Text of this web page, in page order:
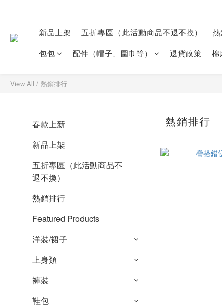
新品上架 五折專區（此活動商品不退不換）
包包
配件（帽子、圍巾等） 退貨政策 棉
View All / 熱銷排行
春款上新
新品上架
五折專區（此活動商品不
退不換）
熱銷排行
Featured Products
洋裝/裙子
上身類
褲裝
鞋包
熱銷排行